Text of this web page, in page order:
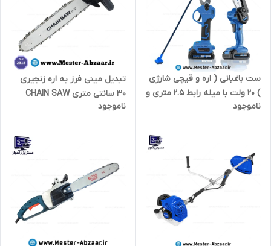
ست باغبانی ( اره و قیچی شارژی
) 20 ولت با میله رابط 2.5 متری و
کیف برند ویوارکس مدل
VR3206-PR VIVAREX
ناموجود
تبدیل مینی فرز به اره زنجیری
30 سانتی متری CHAIN SAW
STAND 2315
ناموجود